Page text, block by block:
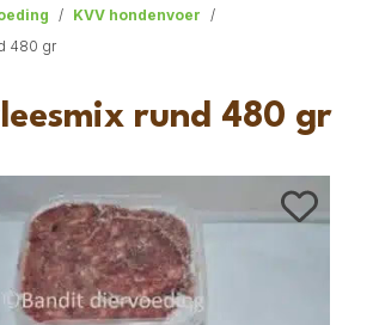
KVV hondenvoer
480 gr
rund 480 gr